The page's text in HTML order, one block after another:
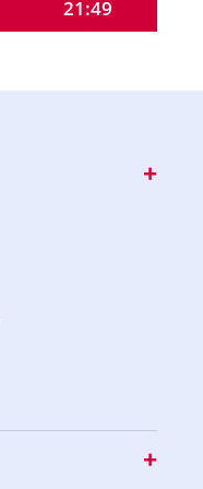
21:49